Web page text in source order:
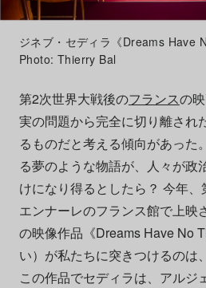
ジネブ・セディラ《Dreams Have
Photo: Thierry Bal
第2次世界大戦後のフランスの
実の問題から完全に切り離され
るものだと考える傾向があった
る夢のような物語が、人々が政
けになり得るとしたら？ 今年
エンナーレのフランス館で上映
の映像作品《Dreams Have No
い）が私たちに突きつけるのは
この作品でセディラは、アルジ